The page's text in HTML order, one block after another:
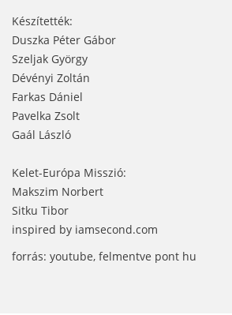
Készítették:
Duszka Péter Gábor
Szeljak György
Dévényi Zoltán
Farkas Dániel
Pavelka Zsolt
Gaál László
Kelet-Európa Misszió:
Makszim Norbert
Sitku Tibor
inspired by iamsecond.com
forrás: youtube, felmentve pont hu